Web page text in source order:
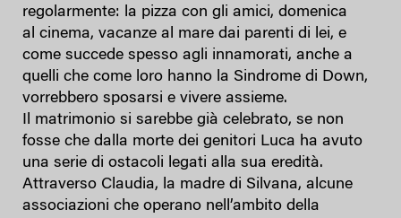
regolarmente: la pizza con gli amici, domenica
al cinema, vacanze al mare dai parenti di lei, e
come succede spesso agli innamorati, anche a
quelli che come loro hanno la Sindrome di Down,
vorrebbero sposarsi e vivere assieme.
Il matrimonio si sarebbe già celebrato, se non
fosse che dalla morte dei genitori Luca ha avuto
una serie di ostacoli legati alla sua eredità.
Attraverso Claudia, la madre di Silvana, alcune
associazioni che operano nell’ambito della